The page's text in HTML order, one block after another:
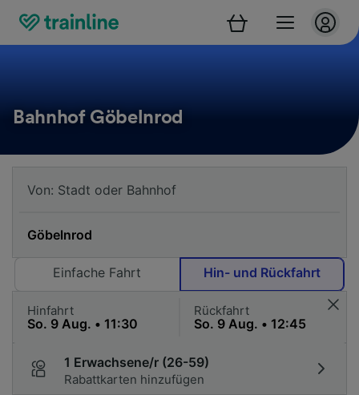
Bahnhof Göbelnrod
Einfache Fahrt Hin- und Rückfahrt
Hinfahrt Rückfahrt
1 Erwachsene/r (26-59)
Rabattkarten hinzufügen